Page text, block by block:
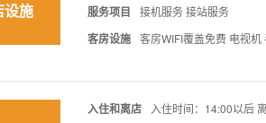
设施 服务项目 接机服务 接站服务
客房设施 客房WIFI覆盖免费 电视
入住和离店 入住时间：14:00以后